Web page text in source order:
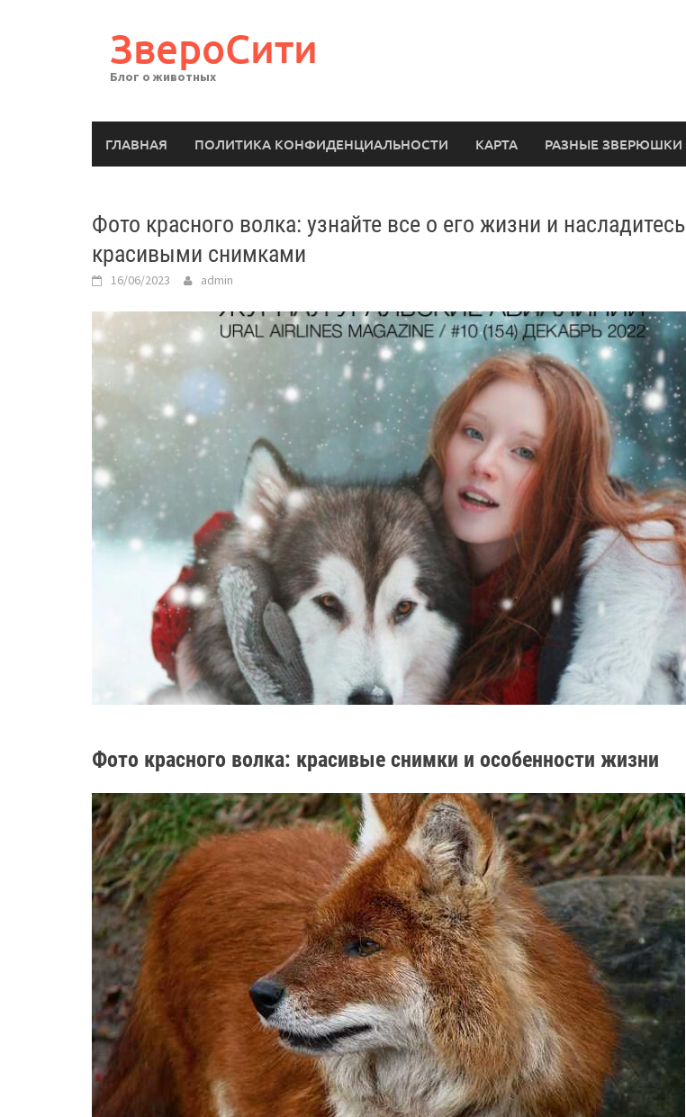
ЗвероСити
Блог о животных
ГЛАВНАЯ ПОЛИТИКА КОНФИДЕНЦИАЛЬНОСТИ КАРТА РАЗНЫЕ ЗВЕРЮШКИ
Фото красного волка: узнайте все о его жизни и насладитесь
красивыми снимками
16/06/2023 admin
Фото красного волка: красивые снимки и особенности жизни